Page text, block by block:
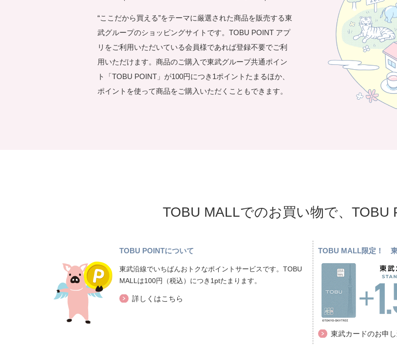
“ここだから買える”をテーマに厳選された商品を販売する東
武グループのショッピングサイトです。TOBU POINT アプ
リをご利用いただいている会員様であれば登録不要でご利
用いただけます。商品のご購入で東武グループ共通ポイン
ト「TOBU POINT」が100円につき1ポイントたまるほか、
ポイントを使って商品をご購入いただくこともできます。
TOBU MALLでのお買い物で、TOBU
TOBU POINTについて
東武沿線でいちばんおトクなポイントサービスです。TOBU
MALLは100円（税込）につき1ptたまります。
詳しくはこちら
TOBU MALL限定！ 東
東武カードのお申